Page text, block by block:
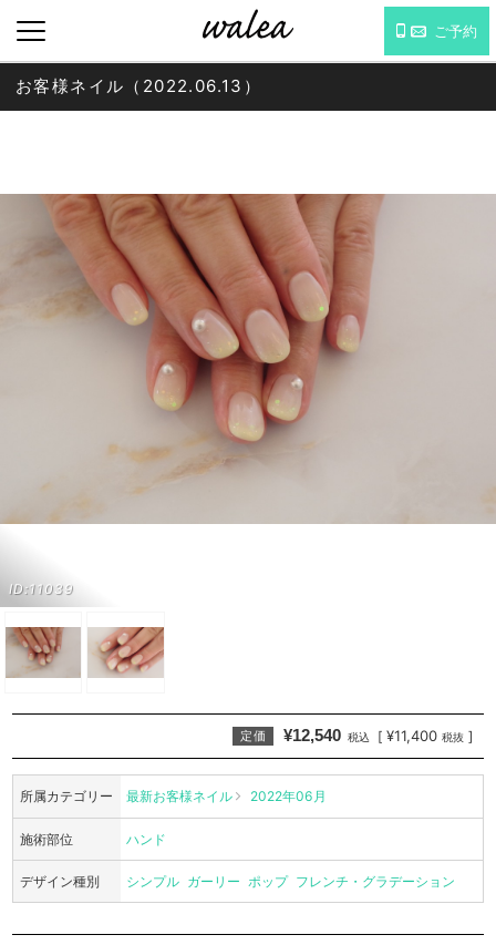
ご予約
ID:11039
お客様ネイル（2022.06.13）
定価 ¥12,540 税込 [ ¥11,400 税抜 ]
所属カテゴリー 最新お客様ネイル 2022年06月
施術部位 ハンド
デザイン種別 シンプル ガーリー ポップ フレンチ・グラデーション